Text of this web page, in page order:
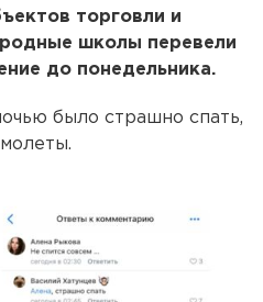
торговли и
школы перевели
до понедельника.
было страшно спать,